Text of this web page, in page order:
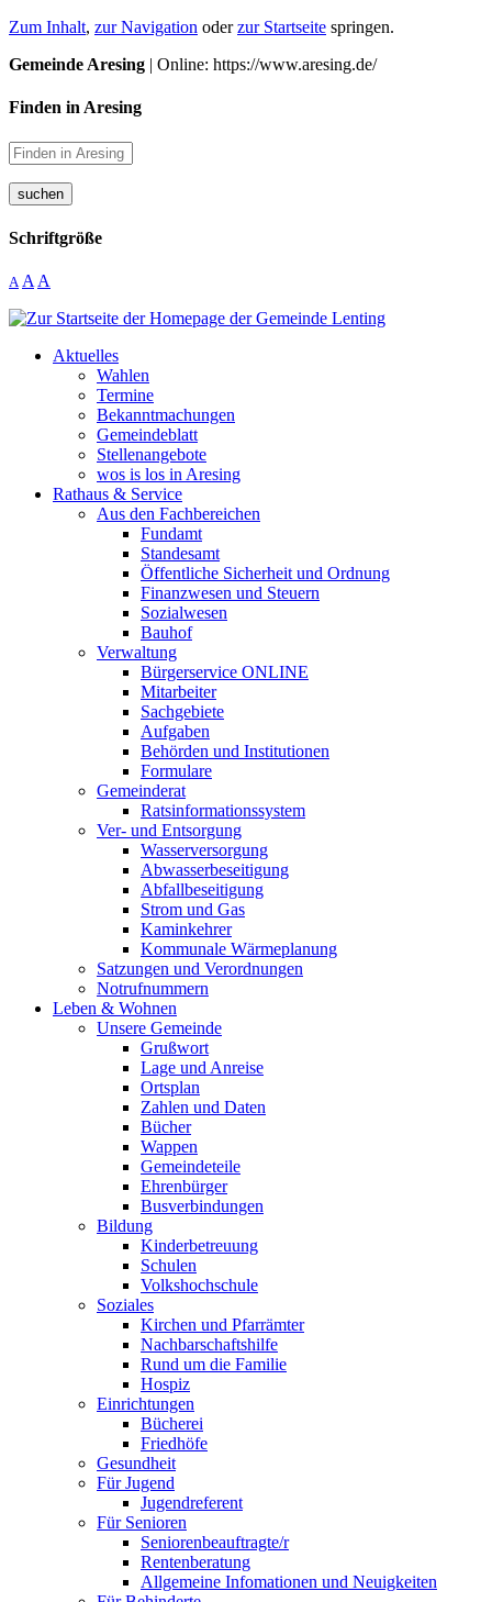
Zum Inhalt, zur Navigation oderzur Startseite springen.
Gemeinde Aresing | Online: https://www.aresing.de/
Finden in Aresing
suchen
Schriftgröße
A A A
Aktuelles
Wahlen
Termine
Bekanntmachungen
Gemeindeblatt
Stellenangebote
wos is los in Aresing
Rathaus & Service
Aus den Fachbereichen
Fundamt
Standesamt
Öffentliche Sicherheit und Ordnung
Finanzwesen und Steuern
Sozialwesen
Bauhof
Verwaltung
Bürgerservice ONLINE
Mitarbeiter
Sachgebiete
Aufgaben
Behörden und Institutionen
Formulare
Gemeinderat
Ratsinformationssystem
Ver- und Entsorgung
Wasserversorgung
Abwasserbeseitigung
Abfallbeseitigung
Strom und Gas
Kaminkehrer
Kommunale Wärmeplanung
Satzungen und Verordnungen
Notrufnummern
Leben & Wohnen
Unsere Gemeinde
Grußwort
Lage und Anreise
Ortsplan
Zahlen und Daten
Bücher
Wappen
Gemeindeteile
Ehrenbürger
Busverbindungen
Bildung
Kinderbetreuung
Schulen
Volkshochschule
Soziales
Kirchen und Pfarrämter
Nachbarschaftshilfe
Rund um die Familie
Hospiz
Einrichtungen
Bücherei
Friedhöfe
Gesundheit
Für Jugend
Jugendreferent
Für Senioren
Seniorenbeauftragte/r
Rentenberatung
Allgemeine Infomationen und Neuigkeiten